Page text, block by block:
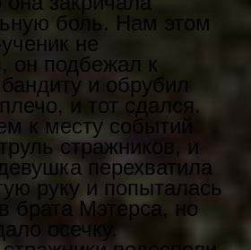
боль. Нам этом
не
он подбежал к
и обрубил
и тот сдался.
к месту событий
стражников, и
перехватила
руку и попыталась
брата Мэтерса, но
осечку.